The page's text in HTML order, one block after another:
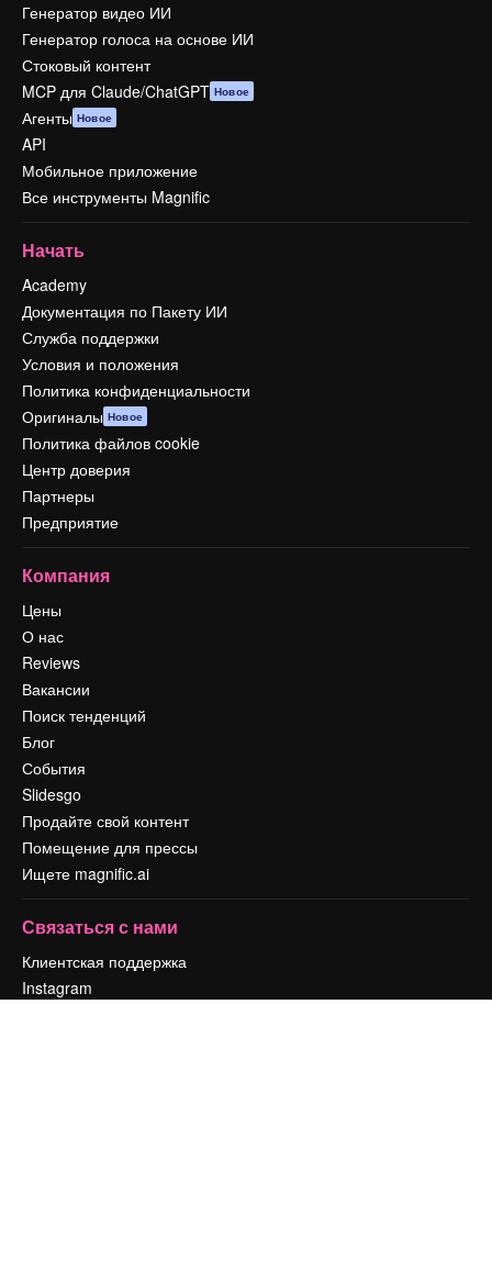
Генератор видео ИИ
Генератор голоса на основе ИИ
Стоковый контент
MCP для Claude/ChatGPT Новое
Агенты Новое
API
Мобильное приложение
Все инструменты Magnific
Начать
Academy
Документация по Пакету ИИ
Служба поддержки
Условия и положения
Политика конфиденциальности
Оригиналы Новое
Политика файлов cookie
Центр доверия
Партнеры
Предприятие
Компания
Цены
О нас
Reviews
Вакансии
Поиск тенденций
Блог
События
Slidesgo
Продайте свой контент
Помещение для прессы
Ищете magnific.ai
Связаться с нами
Клиентская поддержка
Instagram